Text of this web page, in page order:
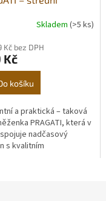
Skladem(>5 ks)
Kč bez DPH
Kč
košíku
a praktická – taková
PRAGATI, která v
nadčasový
s kvalitním